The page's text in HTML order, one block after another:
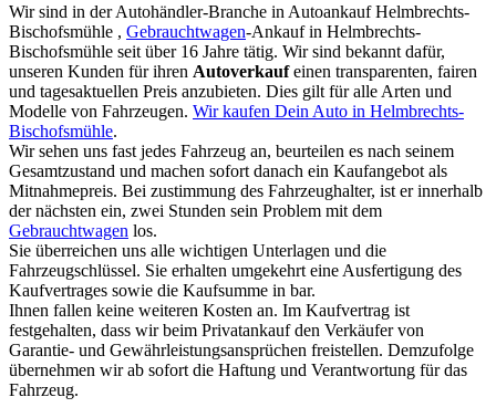
Wir sind in der Autohändler-Branche in Autoankauf Helmbrechts-
Bischofsmühle , Gebrauchtwagen-Ankauf in Helmbrechts-
Bischofsmühle seit über 16 Jahre tätig. Wir sind bekannt dafür,
unseren Kunden für ihren Autoverkaufeinen transparenten, fairen
und tagesaktuellen Preis anzubieten. Dies gilt für alle Arten und
Modelle von Fahrzeugen. Wir kaufen Dein Auto in Helmbrechts-
Bischofsmühle.
Wir sehen uns fast jedes Fahrzeug an, beurteilen es nach seinem
Gesamtzustand und machen sofort danach ein Kaufangebot als
Mitnahmepreis. Bei zustimmung des Fahrzeughalter, ist er innerhalb
der nächsten ein, zwei Stunden sein Problem mit dem
Gebrauchtwagen los.
Sie überreichen uns alle wichtigen Unterlagen und die
Fahrzeugschlüssel. Sie erhalten umgekehrt eine Ausfertigung des
Kaufvertrages sowie die Kaufsumme in bar.
Ihnen fallen keine weiteren Kosten an. Im Kaufvertrag ist
festgehalten, dass wir beim Privatankauf den Verkäufer von
Garantie- und Gewährleistungsansprüchen freistellen. Demzufolge
übernehmen wir ab sofort die Haftung und Verantwortung für das
Fahrzeug.